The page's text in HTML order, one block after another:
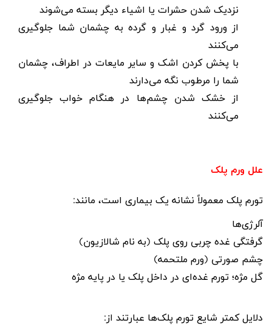
نزدیک شدن حشرات یا اشیاء دیگر بسته می‌شوند
از ورود گرد و غبار و گرده به چشمان شما جلوگیری
می‌کنند
با پخش کردن اشک و سایر مایعات در اطراف، چشمان
شما را مرطوب نگه می‌دارند
از خشک شدن چشم‌ها در هنگام خواب جلوگیری
می‌کنند
علل ورم پلک
تورم پلک معمولاً نشانه یک بیماری است، مانند:
آلرژی‌ها
گرفتگی غده چربی روی پلک (به نام شالازیون)
چشم صورتی (ورم ملتحمه)
گل مژه؛ تورم غده‌ای در داخل پلک یا در پایه مژه
دلایل کمتر شایع تورم پلک‌ها عبارتند از: